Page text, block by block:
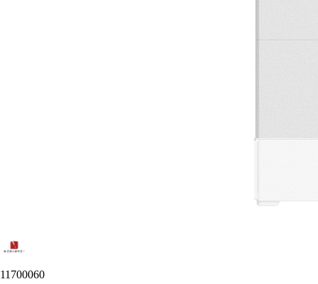
11700060